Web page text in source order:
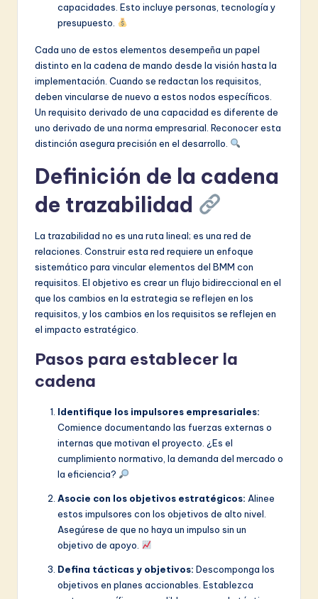
capacidades. Esto incluye personas, tecnología y
presupuesto.
Cada uno de estos elementos desempeña un papel
distinto en la cadena de mando desde la visión hasta la
implementación. Cuando se redactan los requisitos,
deben vincularse de nuevo a estos nodos específicos.
Un requisito derivado de una capacidad es diferente de
uno derivado de una norma empresarial. Reconocer esta
distinción asegura precisión en el desarrollo.
Definición de la cadena
de trazabilidad
La trazabilidad no es una ruta lineal; es una red de
relaciones. Construir esta red requiere un enfoque
sistemático para vincular elementos del BMM con
requisitos. El objetivo es crear un flujo bidireccional en el
que los cambios en la estrategia se reflejen en los
requisitos, y los cambios en los requisitos se reflejen en
el impacto estratégico.
Pasos para establecer la
cadena
Identifique los impulsores empresariales:
Comience documentando las fuerzas externas o
internas que motivan el proyecto. ¿Es el
cumplimiento normativo, la demanda del mercado o
la eficiencia?
Asocie con los objetivos estratégicos: Alinee
estos impulsores con los objetivos de alto nivel.
Asegúrese de que no haya un impulso sin un
objetivo de apoyo.
Defina tácticas y objetivos: Descomponga los
objetivos en planes accionables. Establezca